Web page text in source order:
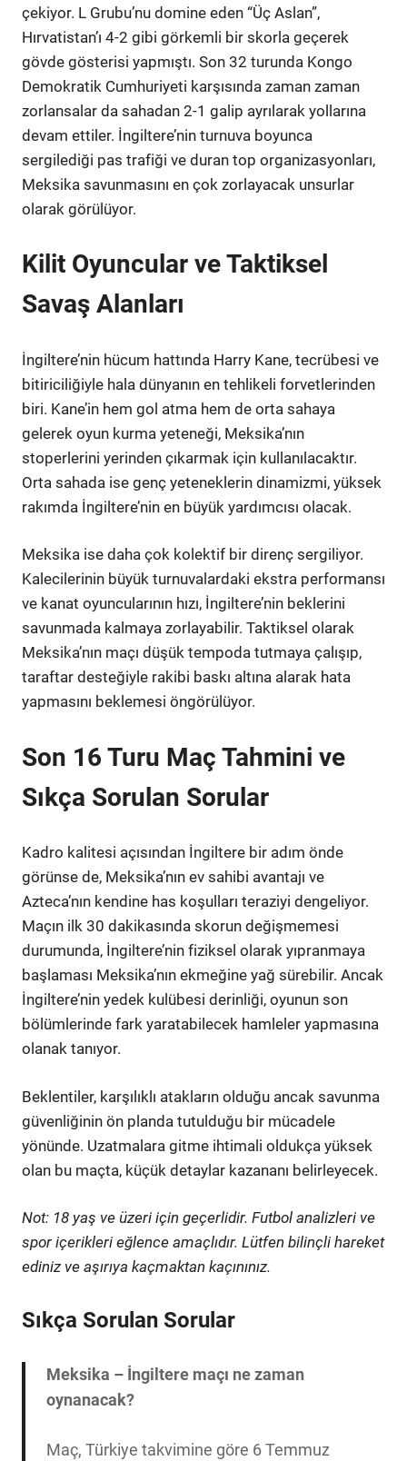
çekiyor. L Grubu’nu domine eden “Üç Aslan”,
Hırvatistan’ı 4-2 gibi görkemli bir skorla geçerek
gövde gösterisi yapmıştı. Son 32 turunda Kongo
Demokratik Cumhuriyeti karşısında zaman zaman
zorlansalar da sahadan 2-1 galip ayrılarak yollarına
devam ettiler. İngiltere’nin turnuva boyunca
sergilediği pas trafiği ve duran top organizasyonları,
Meksika savunmasını en çok zorlayacak unsurlar
olarak görülüyor.
Kilit Oyuncular ve Taktiksel
Savaş Alanları
İngiltere’nin hücum hattında Harry Kane, tecrübesi ve
bitiriciliğiyle hala dünyanın en tehlikeli forvetlerinden
biri. Kane’in hem gol atma hem de orta sahaya
gelerek oyun kurma yeteneği, Meksika’nın
stoperlerini yerinden çıkarmak için kullanılacaktır.
Orta sahada ise genç yeteneklerin dinamizmi, yüksek
rakımda İngiltere’nin en büyük yardımcısı olacak.
Meksika ise daha çok kolektif bir direnç sergiliyor.
Kalecilerinin büyük turnuvalardaki ekstra performansı
ve kanat oyuncularının hızı, İngiltere’nin beklerini
savunmada kalmaya zorlayabilir. Taktiksel olarak
Meksika’nın maçı düşük tempoda tutmaya çalışıp,
taraftar desteğiyle rakibi baskı altına alarak hata
yapmasını beklemesi öngörülüyor.
Son 16 Turu Maç Tahmini ve
Sıkça Sorulan Sorular
Kadro kalitesi açısından İngiltere bir adım önde
görünse de, Meksika’nın ev sahibi avantajı ve
Azteca’nın kendine has koşulları teraziyi dengeliyor.
Maçın ilk 30 dakikasında skorun değişmemesi
durumunda, İngiltere’nin fiziksel olarak yıpranmaya
başlaması Meksika’nın ekmeğine yağ sürebilir. Ancak
İngiltere’nin yedek kulübesi derinliği, oyunun son
bölümlerinde fark yaratabilecek hamleler yapmasına
olanak tanıyor.
Beklentiler, karşılıklı atakların olduğu ancak savunma
güvenliğinin ön planda tutulduğu bir mücadele
yönünde. Uzatmalara gitme ihtimali oldukça yüksek
olan bu maçta, küçük detaylar kazananı belirleyecek.
Not: 18 yaş ve üzeri için geçerlidir. Futbol analizleri ve
spor içerikleri eğlence amaçlıdır. Lütfen bilinçli hareket
ediniz ve aşırıya kaçmaktan kaçınınız.
Sıkça Sorulan Sorular
Meksika – İngiltere maçı ne zaman
oynanacak?
Maç, Türkiye takvimine göre 6 Temmuz